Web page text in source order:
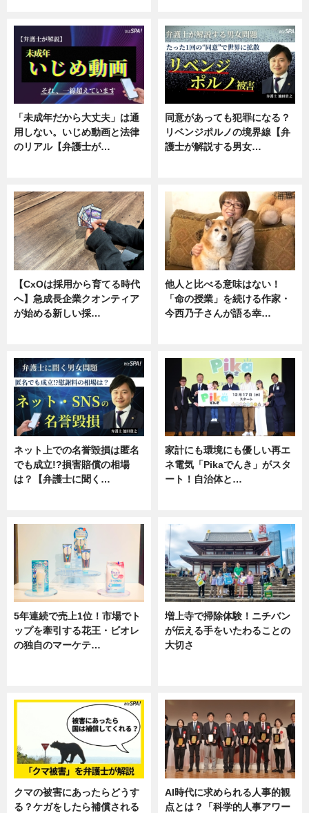
「未成年だから大丈夫」は通
用しない。いじめ動画と法律
のリアル【弁護士が…
同意があっても犯罪になる？
リベンジポルノの境界線【弁
護士が解説する男女…
【CxOは採用から育てる時代
へ】急成長企業クオンティア
が始める新しい採…
他人と比べる意味はない！
「命の授業」を続ける作家・
今西乃子さんが語る幸…
ネット上での名誉毀損は匿名
でも成立!?損害賠償の相場
は？【弁護士に聞く…
家計にも環境にも優しい再エ
ネ電気「Pikaでんき」がスタ
ート！自治体と…
5年連続で売上1位！市場でト
ップを牽引する花王・ビオレ
の独自のマーケテ…
増上寺で掃除体験！ニチバン
が伝える手をいたわることの
大切さ
クマの被害にあったらどうす
る？ケガをしたら補償される
AI時代に求められる人事的観
点とは？「科学的人事アワー